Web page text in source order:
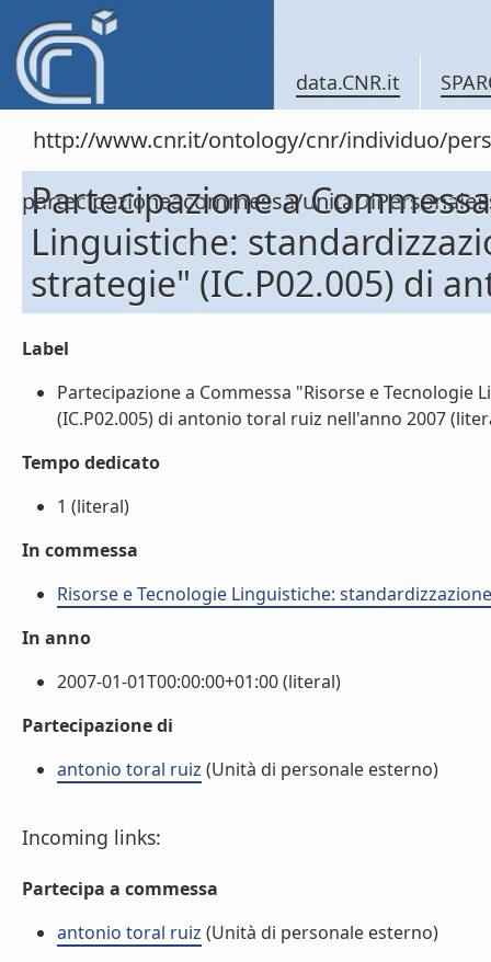
data.CNR.it
http://www.cnr.it/ontology/cnr/individuo/
partecipazioneacommessa/
Partecipazione a
Linguistiche:
strategie" (IC.P02.005) di
Label
Partecipazione a Commessa "Risorse e
(IC.P02.005) di antonio toral ruiz nell'anno 2007
Tempo dedicato
1 (literal)
In commessa
Risorse e Tecnologie Linguistiche:
In anno
2007-01-01T00:00:00+01:00 (literal)
Partecipazione di
antonio toral ruiz (Unità di personale esterno)
Incoming links:
Partecipa a commessa
antonio toral ruiz (Unità di personale esterno)